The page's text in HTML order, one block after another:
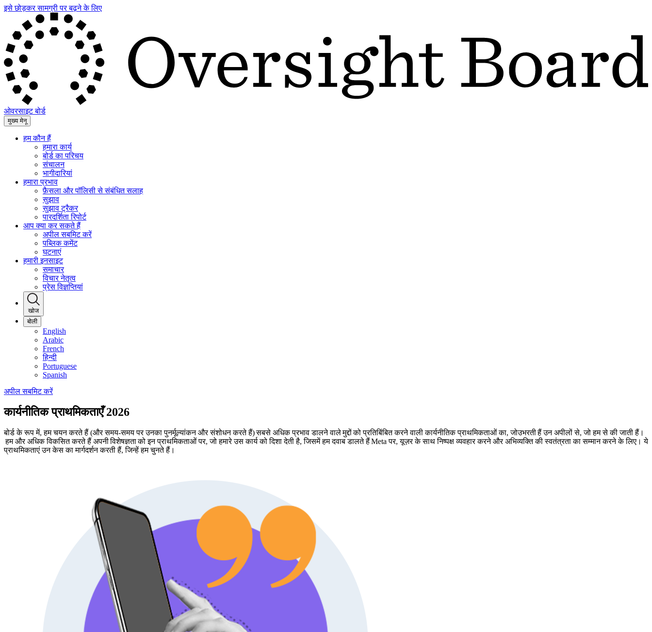
इसे छोड़कर सामग्री पर बढ़ने के लिए
ओवरसाइट बोर्ड
मुख्य मेनू
हम कौन हैं
हमारा कार्य
बोर्ड का परिचय
संचालन
भागीदारियां
हमारा प्रभाव
फ़ैसला और पॉलिसी से संबंधित सलाह
सुझाव
सुझाव ट्रैकर
पारदर्शिता रिपोर्ट
आप क्या कर सकते हैं
अपील सबमिट करें
पब्लिक कमेंट
घटनाएं
हमारी इनसाइट
समाचार
विचार नेतृत्व
प्रेस विज्ञप्तियां
खोज
बोली
English
Arabic
French
हिन्दी
Portuguese
Spanish
अपील सबमिट करें
कार्यनीतिक प्राथमिकताएँ 2026
बोर्ड के रूप में, हम चयन करते हैं (और समय-समय पर उनका पुनर्मूल्यांकन और संशोधन करते हैं)सबसे अधिक प्रभाव डालने वाले मुद्दोंको प्रतिबिंबित करने वाली कार्यनीतिक प्राथमिकताओं का, जोउभरतीहैं उन अपीलों से, जो हम से की जाती हैं।
हम और अधिक विकसित करते हैं अपनीविशेषज्ञताको इन प्राथमिकताओं पर, जो हमारे उस कार्य को दिशा देती है, जिसमें हम दवाब डालते हैं Meta पर, यूज़र के साथ निष्पक्ष व्यवहार करने और अभिव्यक्ति की स्वतंत्रता का सम्मान करने के लिए। ये
प्राथमिकताएं उन केस का मार्गदर्शन करती हैं, जिन्हें हम चुनते हैं।